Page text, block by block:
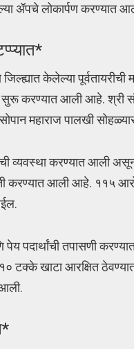
ॲपचे लोकार्पण करण्यात
केलेल्या
करण्यात आली आहे. श्री संत
महाराज पालखी
व्यवस्था करण्यात आली
करण्यात आली आहे. ११५
पदार्थांची तपासणी
टक्के खाटा आरक्षित